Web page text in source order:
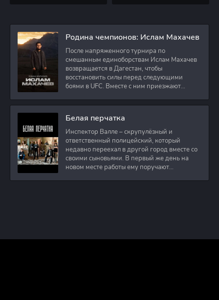
Родина чемпионов: Ислам Махачев
После напряженного турнира по
смешанным единоборствам Ислам Махачев
возвращается в Дагестан, чтобы
восстановить силы перед следующими
боями в UFC. Вместе с ним приезжают
Белая перчатка
Инспектор Валле – скрупулёзный и
ответственный полицейский, который
недавно переехал в другой город вместе со
своими сыновьями. В первый же день на
новом месте работы ему поручают